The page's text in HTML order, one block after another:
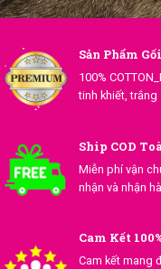
Sản Phẩm
100%
tinh khiết,
Ship COD
Miễn phí vận
nhận và nhận
Cam Kết
Cam kết mang